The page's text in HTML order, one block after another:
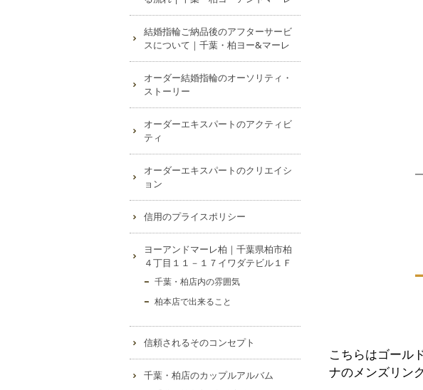
こちらはゴール
ナのメンズリン
結婚指輪ご納品後のアフターサービ
スについて｜千葉・柏ヨー&マーレ
オーダー結婚指輪のオーソリティ・
ストーリー
オーダーエキスパートのアクティビ
ティ
オーダーエキスパートのクリエイシ
ョン
信用のプライスポリシー
ヨーアンドマーレ柏｜千葉県柏市柏
４丁目１１－１７イワダテビル１Ｆ
千葉・柏店内の雰囲気
柏本店で出来ること
信頼されるそのコンセプト
千葉・柏店のカップルアルバム